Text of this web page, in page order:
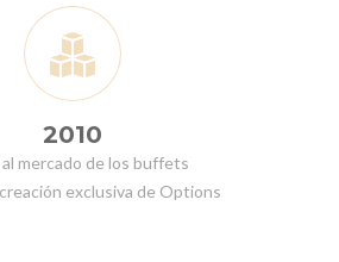
2010
al mercado de los buffets
exclusiva de Options